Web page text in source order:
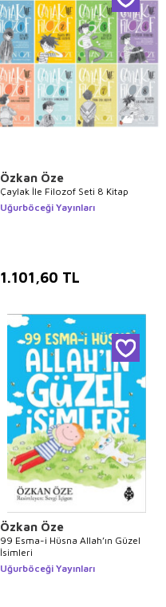
Özkan Öze
Çaylak İle Filozof Seti 8 Kitap
Uğurböceği Yayınları
1.101,60 TL
Özkan Öze
99 Esma-i Hüsna Allah’ın Güzel
İsimleri
Uğurböceği Yayınları